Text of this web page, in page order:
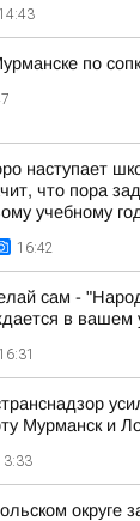
14:43
по
наступает
что пора
учебному
16:42
сам -
в вашем
16:31
Мурманск и
округе